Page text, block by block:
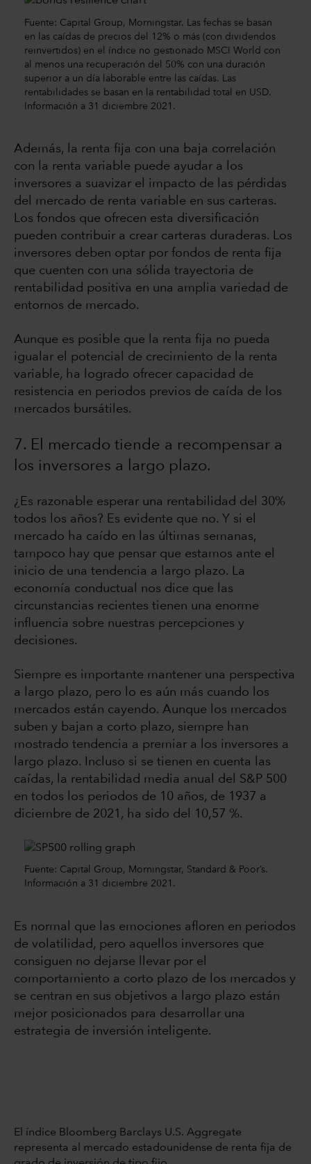
Fuente: Capital Group, Morningstar. Las fechas se basan
en las caídas de precios del 12% o más (con dividendos
reinvertidos) en el índice no gestionado MSCI World con
al menos una recuperación del 50% con una duración
superior a un día laborable entre las caídas. Las
rentabilidades se basan en la rentabilidad total en USD.
Información a 31 diciembre 2021.
Además, la renta fija con una baja correlación
con la renta variable puede ayudar a los
inversores a suavizar el impacto de las pérdidas
del mercado de renta variable en sus carteras.
Los fondos que ofrecen esta diversificación
pueden contribuir a crear carteras duraderas. Los
inversores deben optar por fondos de renta fija
que cuenten con una sólida trayectoria de
rentabilidad positiva en una amplia variedad de
entornos de mercado.
Aunque es posible que la renta fija no pueda
igualar el potencial de crecimiento de la renta
variable, ha logrado ofrecer capacidad de
resistencia en periodos previos de caída de los
mercados bursátiles.
7. El mercado tiende a recompensar a
los inversores a largo plazo.
¿Es razonable esperar una rentabilidad del 30%
todos los años? Es evidente que no. Y si el
mercado ha caído en las últimas semanas,
tampoco hay que pensar que estamos ante el
inicio de una tendencia a largo plazo. La
economía conductual nos dice que las
circunstancias recientes tienen una enorme
influencia sobre nuestras percepciones y
decisiones.
Siempre es importante mantener una perspectiva
a largo plazo, pero lo es aún más cuando los
mercados están cayendo. Aunque los mercados
suben y bajan a corto plazo, siempre han
mostrado tendencia a premiar a los inversores a
largo plazo. Incluso si se tienen en cuenta las
caídas, la rentabilidad media anual del S&P 500
en todos los periodos de 10 años, de 1937 a
diciembre de 2021, ha sido del 10,57 %.
Fuente: Capital Group, Morningstar, Standard & Poor’s.
Información a 31 diciembre 2021.
Es normal que las emociones afloren en periodos
de volatilidad, pero aquellos inversores que
consiguen no dejarse llevar por el
comportamiento a corto plazo de los mercados y
se centran en sus objetivos a largo plazo están
mejor posicionados para desarrollar una
estrategia de inversión inteligente.
El índice Bloomberg Barclays U.S. Aggregate
representa al mercado estadounidense de renta fija de